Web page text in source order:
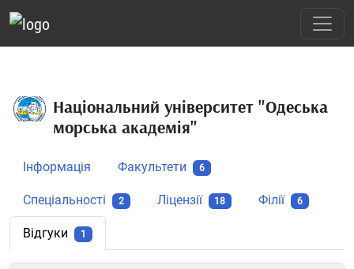
Національний університет "Одеська
морська академія"
Інформація Факультети 6
Спеціальності 2 Ліцензії 18 Філії 6
Відгуки 1